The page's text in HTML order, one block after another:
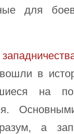
для
в
на
а